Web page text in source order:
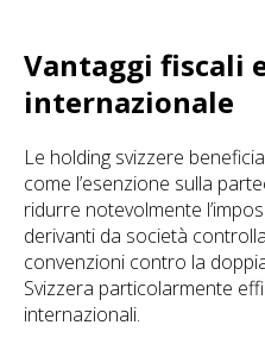
Vantaggi fiscali
internazionale
Le holding svizzere
come l’esenzione sulla
ridurre notevolmente
derivanti da società
convenzioni contro la
Svizzera particolarmente
internazionali.